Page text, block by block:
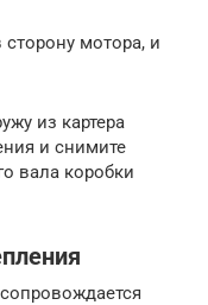
сторону мотора, и
из картера
и снимите
вала коробки